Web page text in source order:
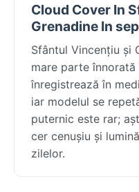
Cloud Cover In
Grenadine In
Sfântul Vincențiu și
mare parte
înregistrează în
iar modelul se
puternic este rar;
cer cenușiu și
zilelor.